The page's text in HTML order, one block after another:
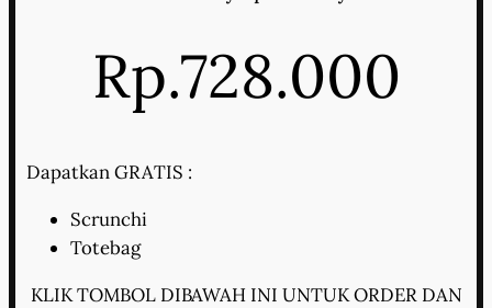
Rp.728.000
Dapatkan GRATIS :
Scrunchi
Totebag
KLIK TOMBOL DIBAWAH INI UNTUK ORDER DAN